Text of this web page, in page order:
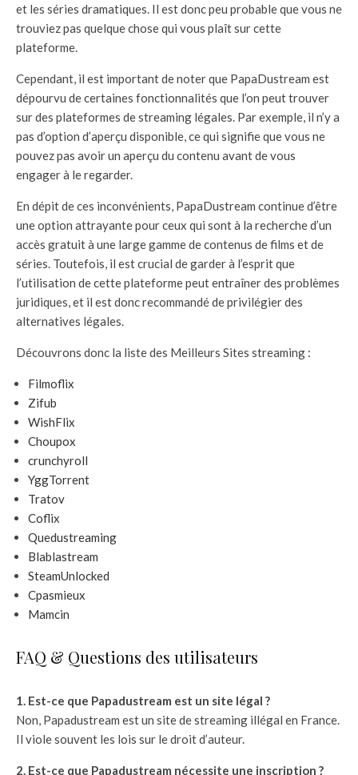
et les séries dramatiques. Il est donc peu probable que vous ne
trouviez pas quelque chose qui vous plaît sur cette
plateforme.
Cependant, il est important de noter que PapaDustream est
dépourvu de certaines fonctionnalités que l’on peut trouver
sur des plateformes de streaming légales. Par exemple, il n’y a
pas d’option d’aperçu disponible, ce qui signifie que vous ne
pouvez pas avoir un aperçu du contenu avant de vous
engager à le regarder.
En dépit de ces inconvénients, PapaDustream continue d’être
une option attrayante pour ceux qui sont à la recherche d’un
accès gratuit à une large gamme de contenus de films et de
séries. Toutefois, il est crucial de garder à l’esprit que
l’utilisation de cette plateforme peut entraîner des problèmes
juridiques, et il est donc recommandé de privilégier des
alternatives légales.
Découvrons donc la liste des Meilleurs Sites streaming :
Filmoflix
Zifub
WishFlix
Choupox
crunchyroll
YggTorrent
Tratov
Coflix
Quedustreaming
Blablastream
SteamUnlocked
Cpasmieux
Mamcin
FAQ & Questions des utilisateurs
1. Est-ce que Papadustream est un site légal ?
Non, Papadustream est un site de streaming illégal en France.
Il viole souvent les lois sur le droit d’auteur.
2. Est-ce que Papadustream nécessite une inscription ?